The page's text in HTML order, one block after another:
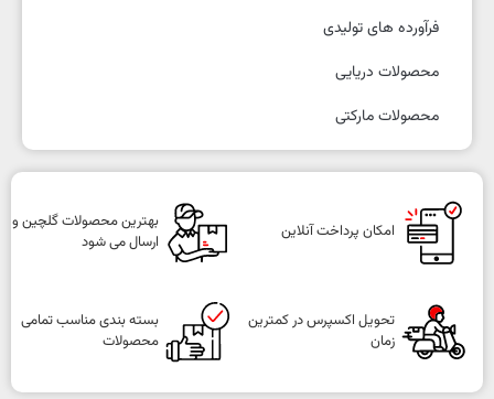
فرآورده های تولیدی
محصولات دریایی
محصولات مارکتی
امکان پرداخت آنلاین
بهترین محصولات گلچین و
ارسال می شود
تحویل اکسپرس در کمترین
زمان
بسته بندی مناسب تمامی
محصولات